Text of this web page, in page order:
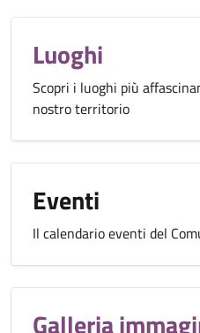
Luoghi
Scopri i luoghi più
nostro territorio
Eventi
Il calendario eventi del
Galleria